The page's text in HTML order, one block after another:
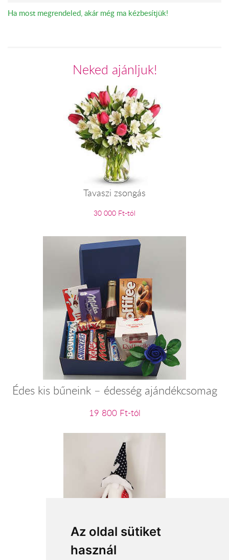
Az oldal sütiket
használ
Ha most megrendeled, akár még ma kézbesítjük!
Neked ajánljuk!
Tavaszi zsongás
30 000 Ft-tól
Édes kis bűneink – édesség ajándékcsomag
19 800 Ft-tól
Pöttyös manó fiú